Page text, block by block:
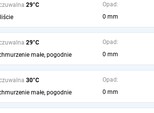
29°C
Opad:
0 mm
29°C
małe, pogodnie
Opad:
0 mm
30°C
małe, pogodnie
Opad:
0 mm